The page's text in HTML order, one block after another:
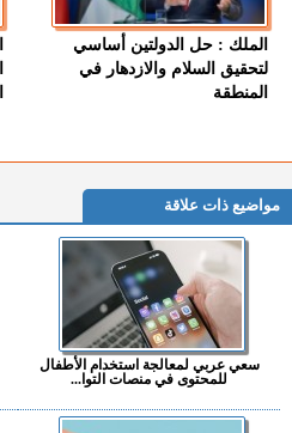
الملك : حل الدولتين أساسي
لتحقيق السلام والازدهار في
المنطقة
مواضيع ذات علاقة
سعي عربي لمعالجة استخدام الأطفال
للمحتوى في منصات التوا...